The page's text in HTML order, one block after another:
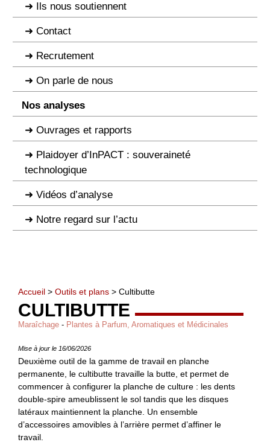
Ils nous soutiennent
Contact
Recrutement
On parle de nous
Nos analyses
Ouvrages et rapports
Plaidoyer d’InPACT : souveraineté
technologique
Vidéos d’analyse
Notre regard sur l’actu
Accueil > Outils et plans > Cultibutte
CULTIBUTTE
Maraîchage - Plantes à Parfum, Aromatiques et Médicinales
Mise à jour le 16/06/2026
Deuxième outil de la gamme de travail en planche
permanente, le cultibutte travaille la butte, et permet de
commencer à configurer la planche de culture : les dents
double-spire ameublissent le sol tandis que les disques
latéraux maintiennent la planche. Un ensemble
d’accessoires amovibles à l’arrière permet d’affiner le
travail.